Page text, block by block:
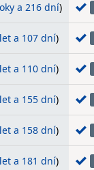
a 216 dní)
a 107 dní)
a 110 dní)
a 155 dní)
a 158 dní)
a 181 dní)